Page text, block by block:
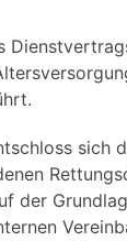
sich
der